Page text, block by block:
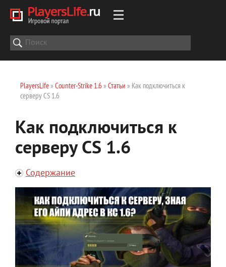
PlayersLife» Counter-Strike 1.6 » Статьи » Как подключиться к
серверу CS 1.6
Как подключиться к
серверу CS 1.6
Содержание